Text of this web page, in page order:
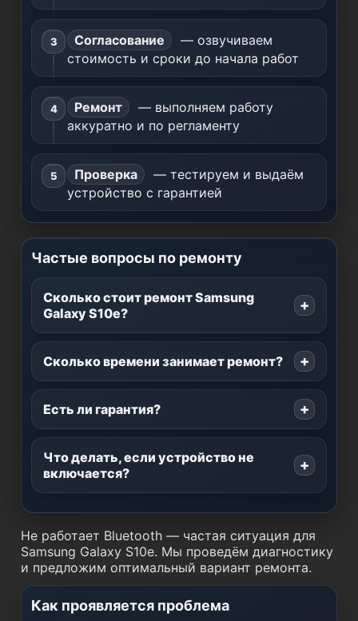
Согласование
— озвучиваем
стоимость и сроки до начала работ
Ремонт
— выполняем работу
аккуратно и по регламенту
Проверка
— тестируем и выдаём
устройство с гарантией
Частые вопросы по ремонту
Сколько стоит ремонт Samsung
Galaxy S10e?
Сколько времени занимает ремонт?
Есть ли гарантия?
Что делать, если устройство не
включается?
Не работает Bluetooth — частая ситуация для
Samsung Galaxy S10e. Мы проведём диагностику
и предложим оптимальный вариант ремонта.
Как проявляется проблема